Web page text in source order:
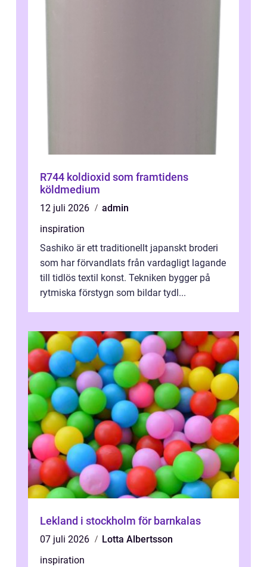
R744 koldioxid som framtidens
köldmedium
12 juli 2026
admin
inspiration
Sashiko är ett traditionellt japanskt broderi
som har förvandlats från vardagligt lagande
till tidlös textil konst. Tekniken bygger på
rytmiska förstygn som bildar tydl...
Lekland i stockholm för barnkalas
07 juli 2026
Lotta Albertsson
inspiration